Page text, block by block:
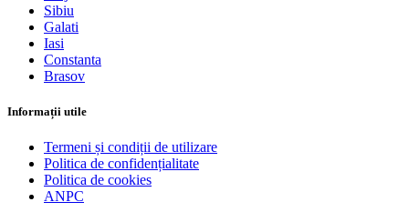
Sibiu
Galati
Iasi
Constanta
Brasov
Informații utile
Termeni și condiții de utilizare
Politica de confidențialitate
Politica de cookies
ANPC